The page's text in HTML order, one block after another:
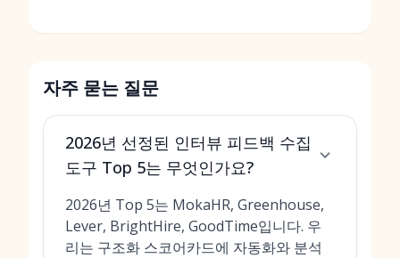
자주 묻는 질문
2026년 선정된 인터뷰 피드백 수집
도구 Top 5는 무엇인가요?
2026년 Top 5는 MokaHR, Greenhouse,
Lever, BrightHire, GoodTime입니다. 우
리는 구조화 스코어카드에 자동화와 분석